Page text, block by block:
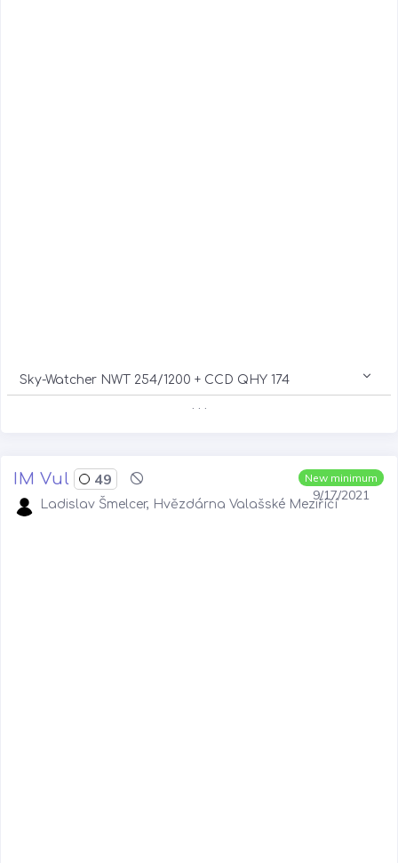
Sky-Watcher NWT 254/1200 + CCD QHY 174
New minimum
9/17/2021
IM Vul 49
Ladislav Šmelcer, Hvězdárna Valašské Meziříčí